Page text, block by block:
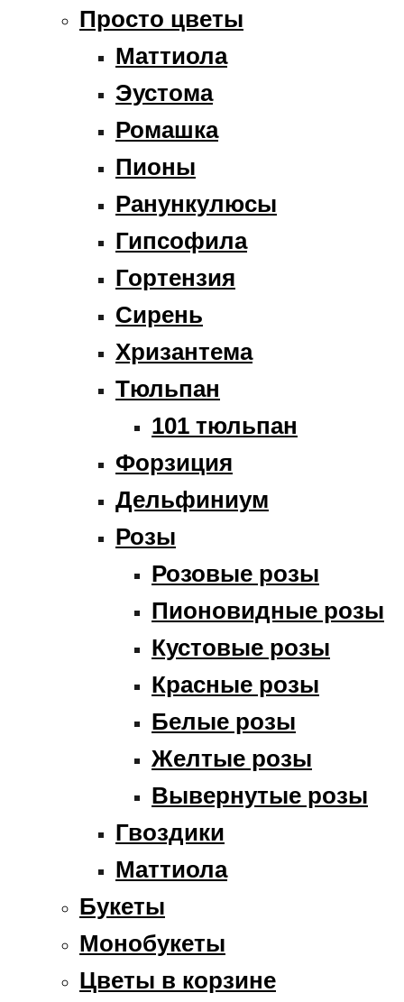
Просто цветы
Маттиола
Эустома
Ромашка
Пионы
Ранункулюсы
Гипсофила
Гортензия
Сирень
Хризантема
Тюльпан
101 тюльпан
Форзиция
Дельфиниум
Розы
Розовые розы
Пионовидные розы
Кустовые розы
Красные розы
Белые розы
Желтые розы
Вывернутые розы
Гвоздики
Маттиола
Букеты
Монобукеты
Цветы в корзине